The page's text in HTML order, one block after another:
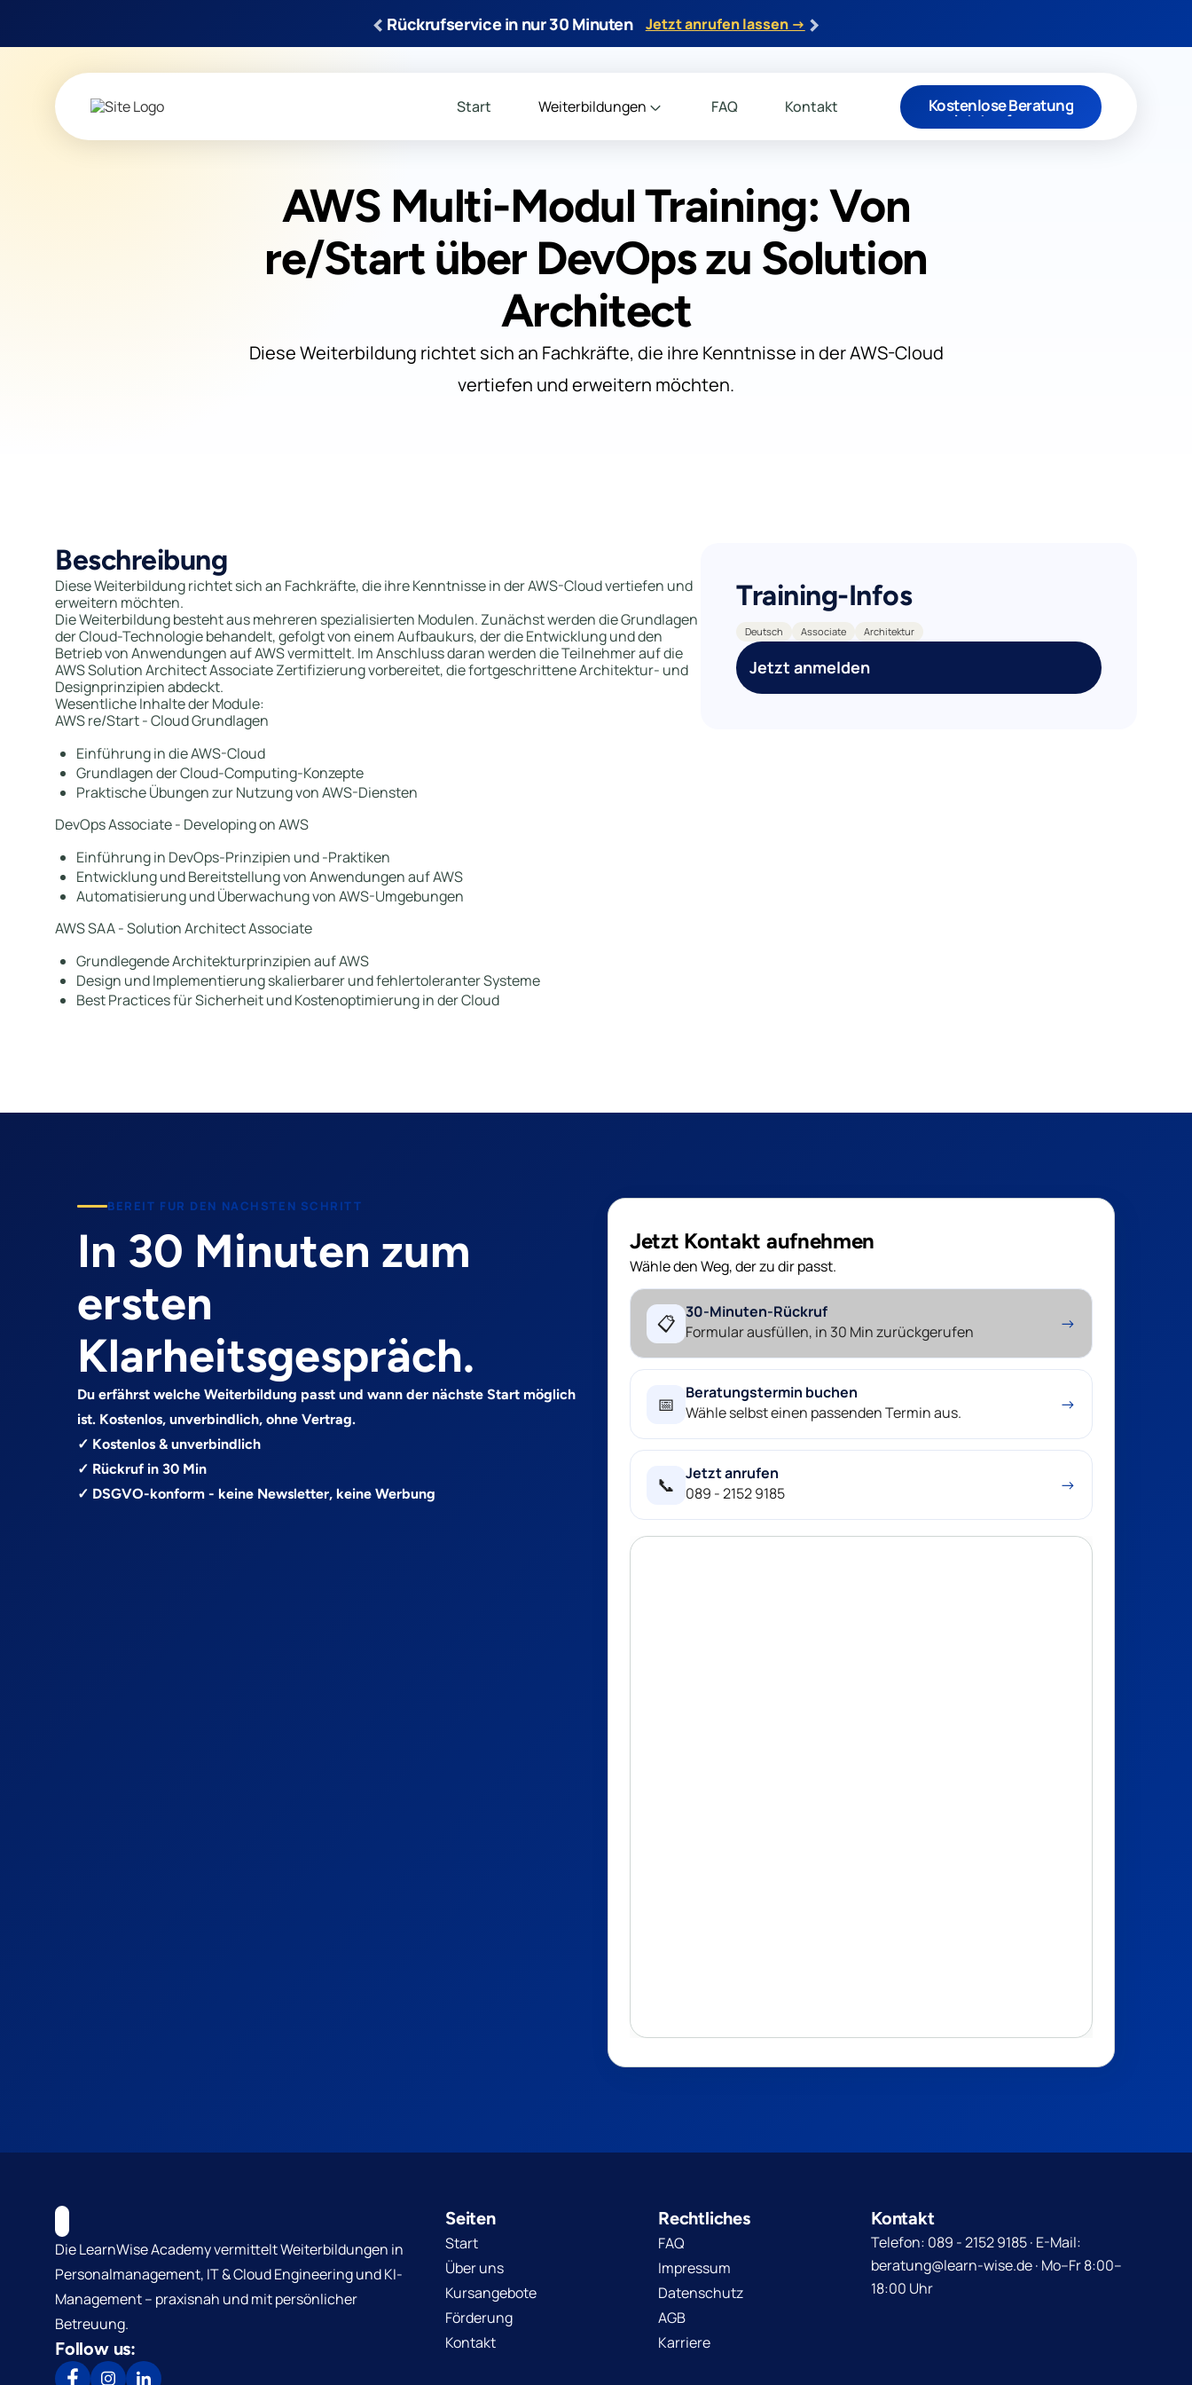
‹ Rückrufservice in nur 30 Minuten Jetzt anrufen lassen →›
Start Weiterbildungen FAQ Kontakt Kostenlose Beratung
Jetzt anfragen
AWS Multi-Modul Training: Von
re/Start über DevOps zu Solution
Architect
Diese Weiterbildung richtet sich an Fachkräfte, die ihre Kenntnisse in der AWS-Cloud
vertiefen und erweitern möchten.
Beschreibung
Diese Weiterbildung richtet sich an Fachkräfte, die ihre Kenntnisse in der AWS-Cloud vertiefen und
erweitern möchten.
Die Weiterbildung besteht aus mehreren spezialisierten Modulen. Zunächst werden die Grundlagen
der Cloud-Technologie behandelt, gefolgt von einem Aufbaukurs, der die Entwicklung und den
Betrieb von Anwendungen auf AWS vermittelt. Im Anschluss daran werden die Teilnehmer auf die
AWS Solution Architect Associate Zertifizierung vorbereitet, die fortgeschrittene Architektur- und
Designprinzipien abdeckt.
Wesentliche Inhalte der Module:
AWS re/Start - Cloud Grundlagen
Einführung in die AWS-Cloud
Grundlagen der Cloud-Computing-Konzepte
Praktische Übungen zur Nutzung von AWS-Diensten
DevOps Associate - Developing on AWS
Einführung in DevOps-Prinzipien und -Praktiken
Entwicklung und Bereitstellung von Anwendungen auf AWS
Automatisierung und Überwachung von AWS-Umgebungen
AWS SAA - Solution Architect Associate
Grundlegende Architekturprinzipien auf AWS
Design und Implementierung skalierbarer und fehlertoleranter Systeme
Best Practices für Sicherheit und Kostenoptimierung in der Cloud
Training-Infos
Deutsch Associate Architektur
Jetzt anmelden
BEREIT FUR DEN NACHSTEN SCHRITT
In 30 Minuten zum
ersten
Klarheitsgespräch.
Du erfährst welche Weiterbildung passt und wann der nächste Start möglich
ist. Kostenlos, unverbindlich, ohne Vertrag.
✓ Kostenlos & unverbindlich
✓ Rückruf in 30 Min
✓ DSGVO-konform - keine Newsletter, keine Werbung
Jetzt Kontakt aufnehmen
Wähle den Weg, der zu dir passt.
📋 30-Minuten-Rückruf
Formular ausfüllen, in 30 Min zurückgerufen
→
📅
Beratungstermin buchen
Wähle selbst einen passenden Termin aus.
→
📞
Jetzt anrufen
089 - 2152 9185
→
Die LearnWise Academy vermittelt Weiterbildungen in
Personalmanagement, IT & Cloud Engineering und KI-
Management – praxisnah und mit persönlicher
Betreuung.
Follow us:
Seiten
Start
Über uns
Kursangebote
Förderung
Kontakt
Rechtliches
FAQ
Impressum
Datenschutz
AGB
Karriere
Kontakt
Telefon: 089 - 2152 9185 · E-Mail:
beratung@learn-wise.de · Mo–Fr 8:00–
18:00 Uhr